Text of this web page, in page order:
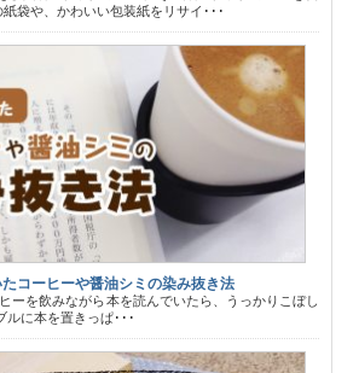
袋や、かわいい包装紙をリサイ･･･
コーヒーや醤油シミの染み抜き法
ーを飲みながら本を読んでいたら、うっかりこぼし
に本を置きっぱ･･･